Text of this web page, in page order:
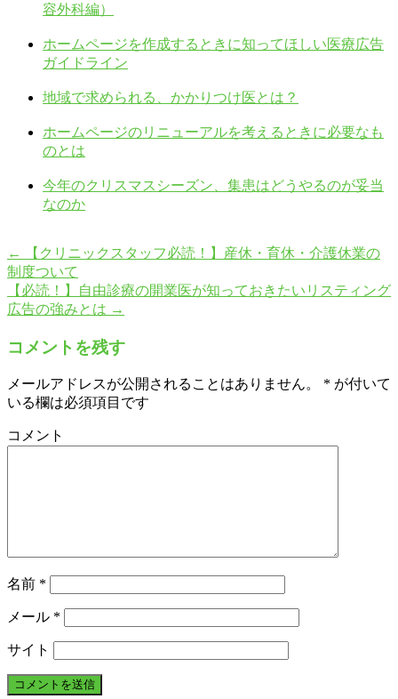
容外科編）
ホームページを作成するときに知ってほしい医療広告
ガイドライン
地域で求められる、かかりつけ医とは？
ホームページのリニューアルを考えるときに必要なも
のとは
今年のクリスマスシーズン、集患はどうやるのが妥当
なのか
←
【クリニックスタッフ必読！】産休・育休・介護休業の
制度ついて
【必読！】自由診療の開業医が知っておきたいリスティング
広告の強みとは →
コメントを残す
メールアドレスが公開されることはありません。 * が付いて
いる欄は必須項目です
コメント
名前 *
メール *
サイト